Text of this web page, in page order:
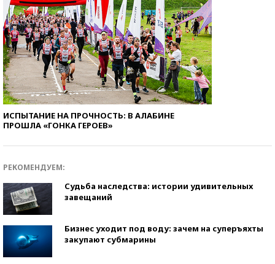
ИСПЫТАНИЕ НА ПРОЧНОСТЬ: В АЛАБИНЕ
ПРОШЛА «ГОНКА ГЕРОЕВ»
РЕКОМЕНДУЕМ:
Судьба наследства: истории удивительных
завещаний
Бизнес уходит под воду: зачем на суперъяхты
закупают субмарины